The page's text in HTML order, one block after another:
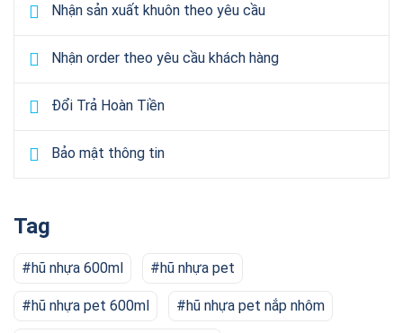
Nhận sản xuất khuôn theo yêu cầu
Nhận order theo yêu cầu khách hàng
Đổi Trả Hoàn Tiền
Bảo mật thông tin
Tag
hũ nhựa 600ml hũ nhựa pet
hũ nhựa pet 600ml hũ nhựa pet nắp nhôm